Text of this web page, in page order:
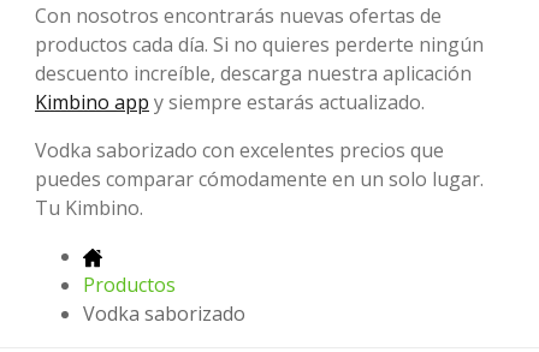
Con nosotros encontrarás nuevas ofertas de
productos cada día. Si no quieres perderte ningún
descuento increíble, descarga nuestra aplicación
Kimbino app y siempre estarás actualizado.
Vodka saborizado con excelentes precios que
puedes comparar cómodamente en un solo lugar.
Tu Kimbino.
Productos
Vodka saborizado